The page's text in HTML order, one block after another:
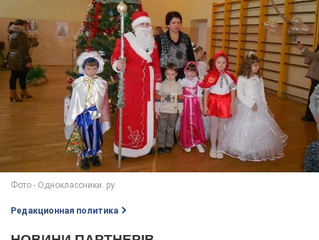
Редакционная политика